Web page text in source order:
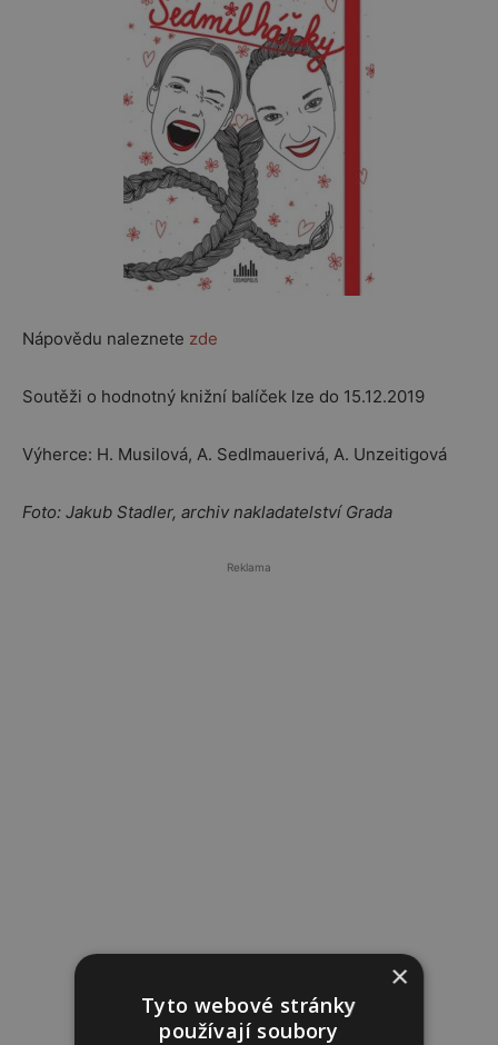
Nápovědu naleznete zde
Soutěži o hodnotný knižní balíček lze do 15.12.2019
Výherce: H. Musilová, A. Sedlmauerivá, A. Unzeitigová
Foto: Jakub Stadler, archiv nakladatelství Grada
Reklama
×
Tyto webové stránky
používají soubory